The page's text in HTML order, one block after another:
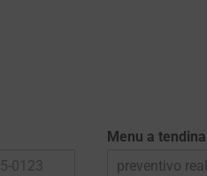
Menu a tendina